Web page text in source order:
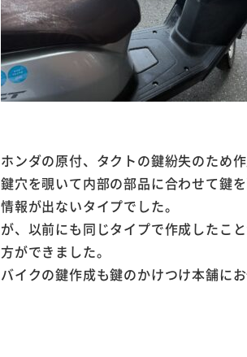
ホンダの原付、タクトの鍵紛失のため
鍵穴を覗いて内部の部品に合わせて鍵
情報が出ないタイプでした。
が、以前にも同じタイプで作成したこ
方ができました。
バイクの鍵作成も鍵のかけつけ本舗にお